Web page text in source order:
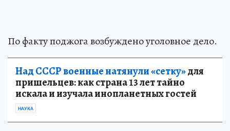
По факту поджога возбуждено уголовное дело.
Над СССР военные натянули «сетку»для
пришельцев: как страна 13 лет тайно
искала и изучала инопланетных гостей
НАУКА